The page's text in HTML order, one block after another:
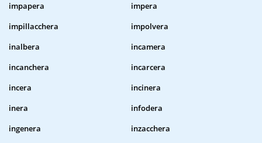
impapera
impera
impillacchera
impolvera
inalbera
incamera
incanchera
incarcera
incera
incinera
inera
infodera
ingenera
inzacchera